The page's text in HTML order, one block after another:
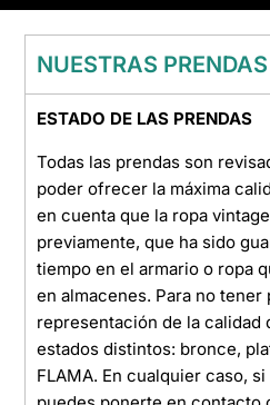
NUESTRAS PRENDAS
ESTADO DE LAS PRENDAS
Todas las prendas son
poder ofrecer la máxima
en cuenta que la ropa
previamente, que ha sido
tiempo en el armario o ropa
en almacenes. Para no tener
representación de la calidad
estados distintos: bronce,
FLAMA. En cualquier caso,